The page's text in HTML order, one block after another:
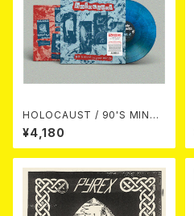
HOLOCAUST / 90'S MIND I
N YOUR MINDS (※LTD.150
SWIRL BLUE VINYL)
¥4,180